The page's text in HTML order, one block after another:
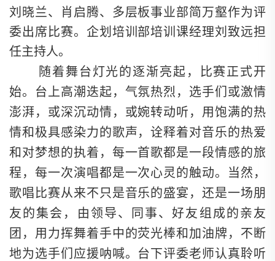
刘晓兰、肖启腾、多层板事业部简万壑作为评
委出席比赛。企划培训部培训课经理刘致远担
任主持人。
随着舞台灯光的逐渐亮起，比赛正式开
始。台上高潮迭起，气氛热烈，选手们或激情
澎湃，或深沉动情，或婉转动听，用饱满的热
情和极具感染力的歌声，诠释着对音乐的热爱
和对梦想的执着，每一首歌都是一段情感的旅
程，每一次演唱都是一次心灵的触动。当然，
歌唱比赛从来不只是音乐的盛宴，还是一场朋
友的集会，由领导、同事、好友组成的亲友
团，用力挥舞着手中的荧光棒和加油牌，不断
地为选手们应援呐喊。台下评委老师认真聆听